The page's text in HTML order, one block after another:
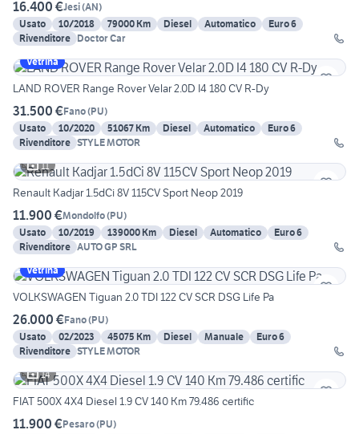
16.400 €Jesi(AN)
Usato
10/2018 79000 Km Diesel Automatico
Euro 6
Rivenditore Doctor Car
Vetrina
LAND ROVER Range Rover Velar 2.0D I4 180 CV R-Dy
31.500 €Fano(PU)
Usato
10/2020 51067 Km Diesel Automatico
Euro 6
Rivenditore STYLE MOTOR
11
Renault Kadjar 1.5dCi 8V 115CV Sport Neop 2019
11.900 €Mondolfo(PU)
Usato
10/2019 139000 Km Diesel Automatico
Euro 6
Rivenditore AUTO GP SRL
Vetrina
VOLKSWAGEN Tiguan 2.0 TDI 122 CV SCR DSG Life Pa
26.000 €Fano(PU)
Usato
02/2023 45075 Km Diesel Manuale
Euro 6
Rivenditore STYLE MOTOR
14
FIAT 500X 4X4 Diesel 1.9 CV 140 Km 79.486 certific
11.900 €Pesaro(PU)